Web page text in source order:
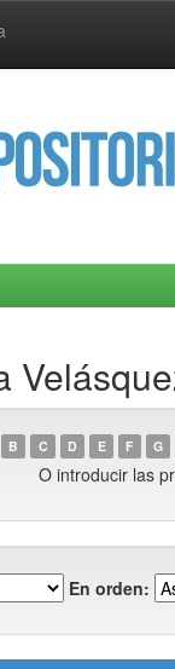
B C D E F G
O introducir las
En orden: